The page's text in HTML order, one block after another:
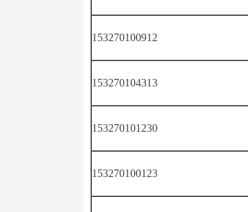
153270100912
153270104313
153270101230
153270100123